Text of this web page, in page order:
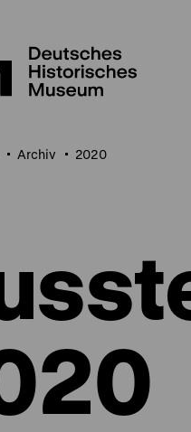
Archiv 2020